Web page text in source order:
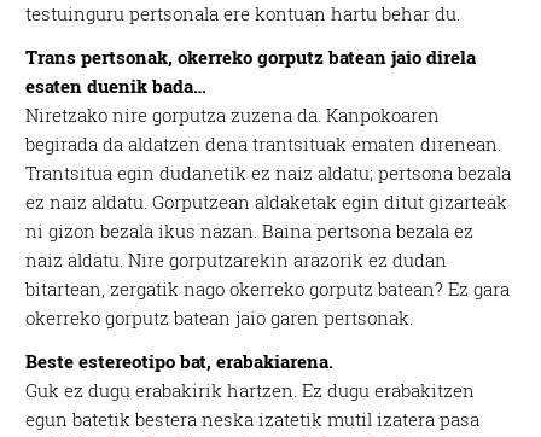
testuinguru pertsonala ere kontuan hartu behar du.
Trans pertsonak, okerreko gorputz batean jaio direla
esaten duenik bada…
Niretzako nire gorputza zuzena da. Kanpokoaren
begirada da aldatzen dena trantsituak ematen direnean.
Trantsitua egin dudanetik ez naiz aldatu; pertsona bezala
ez naiz aldatu. Gorputzean aldaketak egin ditut gizarteak
ni gizon bezala ikus nazan. Baina pertsona bezala ez
naiz aldatu. Nire gorputzarekin arazorik ez dudan
bitartean, zergatik nago okerreko gorputz batean? Ez gara
okerreko gorputz batean jaio garen pertsonak.
Beste estereotipo bat, erabakiarena.
Guk ez dugu erabakirik hartzen. Ez dugu erabakitzen
egun batetik bestera neska izatetik mutil izatera pasa